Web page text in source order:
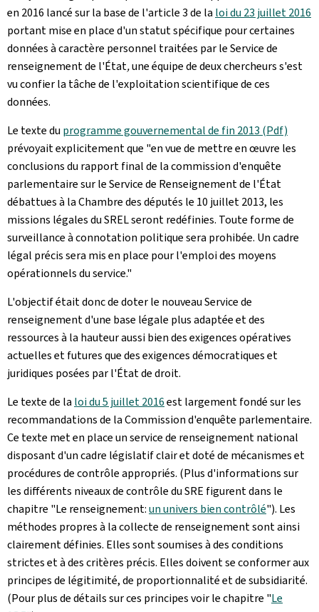
en 2016 lancé sur la base de l'article 3 de la loi du 23 juillet 2016
portant mise en place d'un statut spécifique pour certaines
données à caractère personnel traitées par le Service de
renseignement de l'État,une équipe de deux chercheurs s'est
vu confier la tâche de l'exploitation scientifique de ces
données.
Le texte du programme gouvernemental de fin 2013 (Pdf)
prévoyait explicitement que "en vue de mettre en œuvre les
conclusions du rapport final de la commission d'enquête
parlementaire sur le Service de Renseignement de l'État
débattues à la Chambre des députés le 10 juillet 2013, les
missions légales du SREL seront redéfinies. Toute forme de
surveillance à connotation politique sera prohibée. Un cadre
légal précis sera mis en place pour l'emploi des moyens
opérationnels du service."
L'objectif était donc de doter le nouveau Service de
renseignement d'une base légale plus adaptée et des
ressources à la hauteur aussi bien des exigences opératives
actuelles et futures que des exigences démocratiques et
juridiques posées par l'État de droit.
Le texte de la loi du 5 juillet 2016est largement fondé sur les
recommandations de la Commission d'enquête parlementaire.
Ce texte met en place un service de renseignement national
disposant d'un cadre législatif clair et doté de mécanismes et
procédures de contrôle appropriés. (Plus d'informations sur
les différents niveaux de contrôle du SRE figurent dans le
chapitre "Le renseignement:un univers bien contrôlé"). Les
méthodes propres à la collecte de renseignement sont ainsi
clairement définies. Elles sont soumises à des conditions
strictes et à des critères précis. Elles doivent se conformer aux
principes de légitimité, de proportionnalité et de subsidiarité.
(Pour plus de détails sur ces principes voir le chapitre "Le